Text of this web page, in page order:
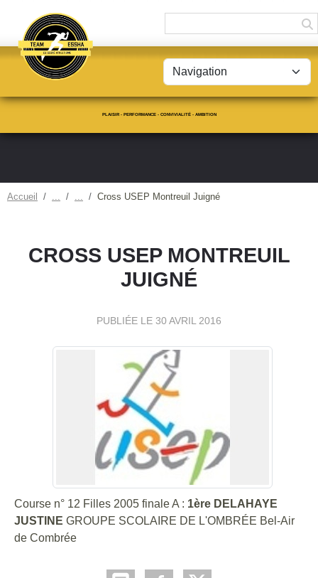
PLAISIR - PERFORMANCE - CONVIVIALITÉ - AMBITION
Accueil Cross USEP Montreuil Juigné
CROSS USEP MONTREUIL
JUIGNÉ
PUBLIÉE LE 30 AVRIL 2016
Course n° 12 Filles 2005 finale A : 1ère DELAHAYE
JUSTINE GROUPE SCOLAIRE DE L'OMBRÉE Bel-Air
de Combrée